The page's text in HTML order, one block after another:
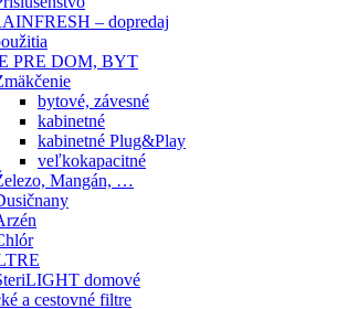
– dopredaj
PRE DOM, BYT
bytové, závesné
kabinetné
kabinetné Plug&Play
veľkokapacitné
Mangán, …
domové
a cestovné filtre